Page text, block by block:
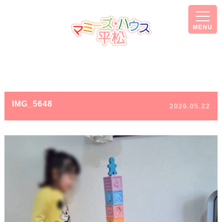
MENU
2026.05.22
IMG_5648